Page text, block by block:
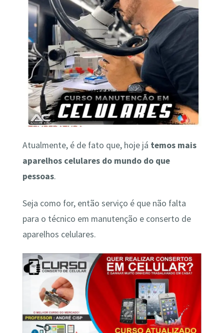
Atualmente, é de fato que, hoje já temos mais
aparelhos celulares do mundo do que
pessoas.
Seja como for, então serviço é que não falta
para o técnico em manutenção e conserto de
aparelhos celulares.